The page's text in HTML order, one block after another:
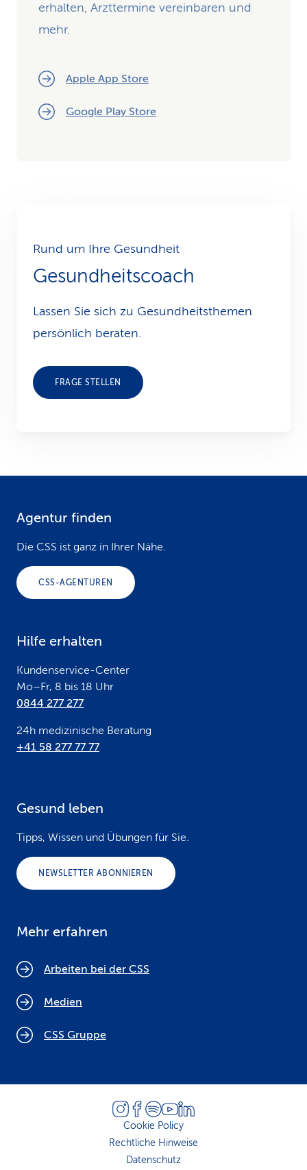
erhalten, Arzttermine vereinbaren und
mehr.
Apple App Store
Google Play Store
Rund um Ihre Gesundheit
Gesundheitscoach
Lassen Sie sich zu Gesundheits­themen
persönlich beraten.
FRAGE STELLEN
Agentur finden
Die CSS ist ganz in Ihrer Nähe.
CSS-AGENTUREN
Hilfe erhalten
Kundenservice-Center
Mo–Fr, 8 bis 18 Uhr
0844 277 277
24h medizinische Beratung
+41 58 277 77 77
Gesund leben
Tipps, Wissen und Übungen für Sie.
NEWSLETTER ABONNIEREN
Mehr erfahren
Arbeiten bei der CSS
Medien
CSS Gruppe
Cookie Policy
Rechtliche Hinweise
Datenschutz